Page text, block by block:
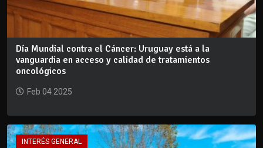
Día Mundial contra el Cáncer: Uruguay está a la
vanguardia en acceso y calidad de tratamientos
oncológicos
Feb 04 2025
INTERÉS GENERAL